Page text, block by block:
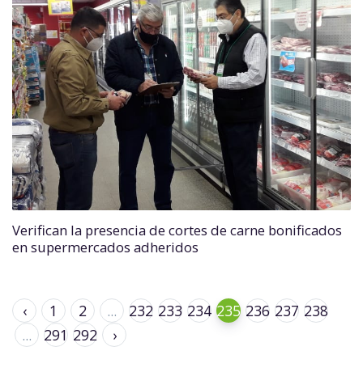
Verifican la presencia de cortes de carne bonificados
en supermercados adheridos
‹ 1 2 ... 232 233 234 235 236 237 238
...
291 292 ›